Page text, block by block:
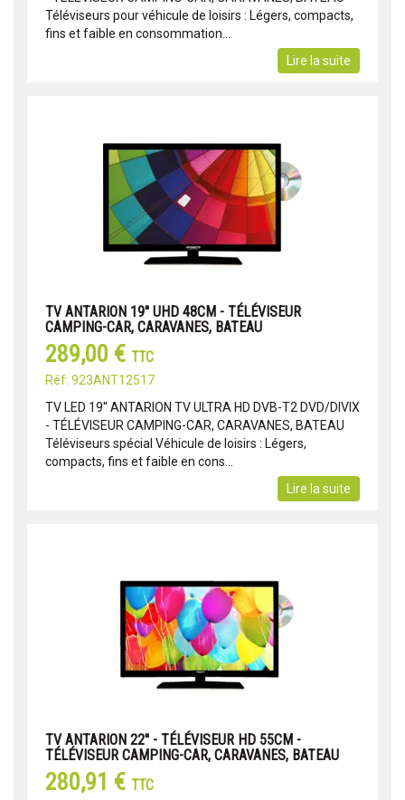
Téléviseurs pour véhicule de loisirs : Légers, compacts,
fins et faible en consommation...
Lire la suite
TV ANTARION 19'' UHD 48CM - TÉLÉVISEUR
CAMPING-CAR, CARAVANES, BATEAU
289,00 € TTC
Réf: 923ANT12517
TV LED 19'' ANTARION TV ULTRA HD DVB-T2 DVD/DIVIX
- TÉLÉVISEUR CAMPING-CAR, CARAVANES, BATEAU
Téléviseurs spécial Véhicule de loisirs : Légers,
compacts, fins et faible en cons...
Lire la suite
TV ANTARION 22'' - TÉLÉVISEUR HD 55CM -
TÉLÉVISEUR CAMPING-CAR, CARAVANES, BATEAU
280,91 € TTC